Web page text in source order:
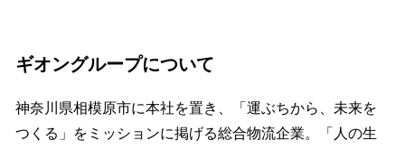
ギオングループについて
神奈川県相模原市に本社を置き、「運ぶちから、未来を
つくる」をミッションに掲げる総合物流企業。「人の生